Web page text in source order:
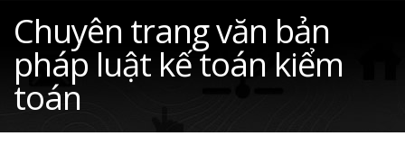
Chuyên trang văn bản
pháp luật kế toán kiểm
toán